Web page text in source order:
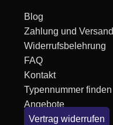
Blog
Zahlung und Versand
Widerrufsbelehrung
FAQ
Kontakt
Typennummer finden
Angebote
Vertrag widerrufen